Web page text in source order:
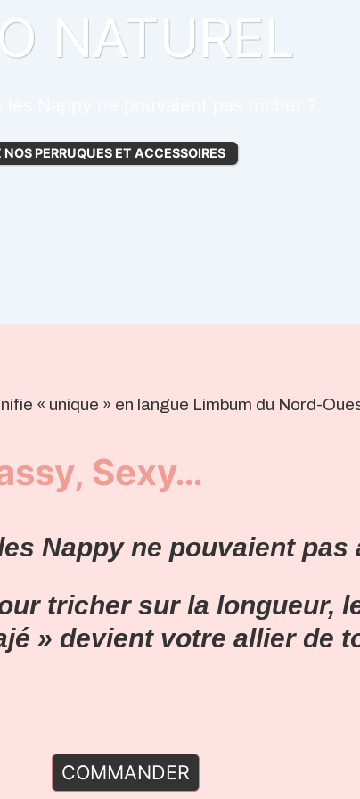
NATUREL
PERRUQUES ET ACCESSOIRES
« unique » en langue Limbum du Nord-
Sexy…
Nappy ne pouvaient
tricher sur la longueur,
» devient votre allier de
COMMANDER